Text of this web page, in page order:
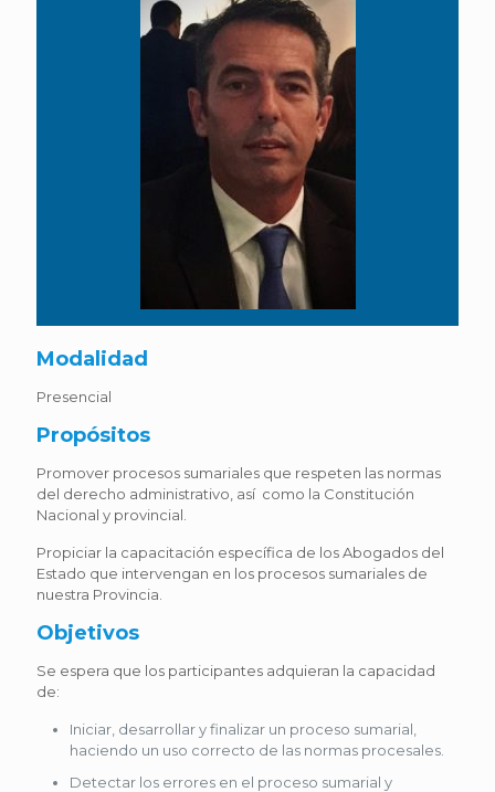
Modalidad
Presencial
Propósitos
Promover procesos sumariales que respeten las normas
del derecho administrativo, así como la Constitución
Nacional y provincial.
Propiciar la capacitación específica de los Abogados del
Estado que intervengan en los procesos sumariales de
nuestra Provincia.
Objetivos
Se espera que los participantes adquieran la capacidad
de:
Iniciar, desarrollar y finalizar un proceso sumarial,
haciendo un uso correcto de las normas procesales.
Detectar los errores en el proceso sumarial y